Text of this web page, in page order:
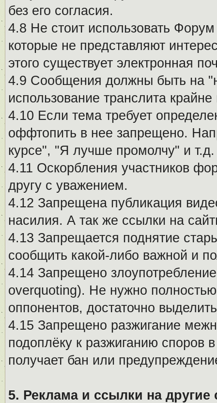
без его согласия.
4.8 Не стоит использовать
которые не представляют
этого существует электронная
4.9 Сообщения должны быть на
использование транслита
4.10 Если тема требует
оффтопить в нее запрещено.
курсе", "Я лучше промолчу" и
4.11 Оскорбления участников
другу с уважением.
4.12 Запрещена публикация
насилия. А так же ссылки на
4.13 Запрещается поднятие
сообщить какой-либо важной и
4.14 Запрещено
overquoting). Не нужно
оппонентов, достаточно
4.15 Запрещено разжигание
подоплёку к разжиганию споров
получает бан или
5. Реклама и ссылки на другие